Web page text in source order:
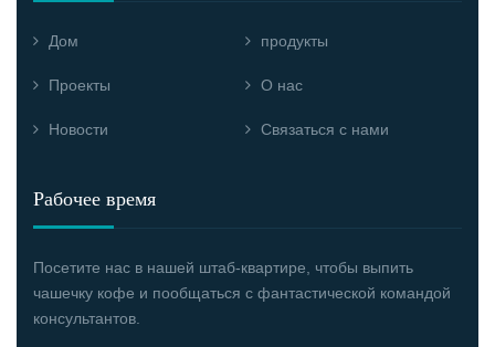
Дом продукты
Проекты О нас
Новости Связаться с нами
Рабочее время
Посетите нас в нашей штаб-квартире, чтобы выпить
чашечку кофе и пообщаться с фантастической командой
консультантов.